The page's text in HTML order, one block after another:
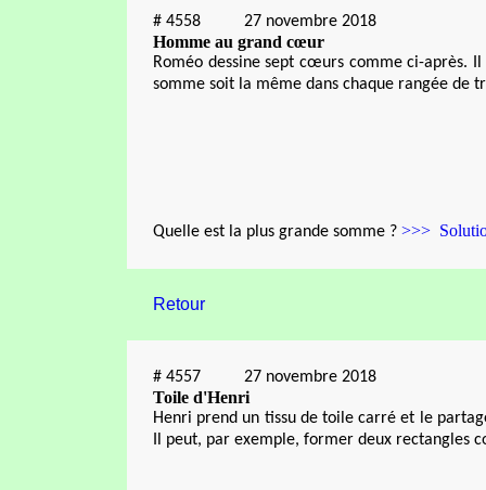
# 4558 27 novembre 2018
Homme au grand cœur
Roméo dessine sept cœurs comme ci-après.
somme soit la même dans chaque rangée de
Quelle est la plus grande somme ? >>>
Retour
# 4557 27 novembre 2018
Toile d'Henri
Henri prend un tissu de toile carré et le
Il peut, par exemple, former deux rectangles